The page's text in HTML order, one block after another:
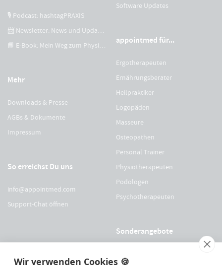
Wir verwenden Cookies 🍪
🎙 Podcast: hashtagPRAXIS
📨 Newsletter: News und Updates
📘 E-Book: Mein Weg zum Physiotherapeuten
Mehr
Downloads & Presse
AGBs & Dokumente
Impressum
So erreichst Du uns
info@appointmed.com
Support-Chat öffnen
Software Updates
appointmed für...
Ergotherapeuten
Ernährungsberater
Heilpraktiker
Logopäden
Masseure
Osteopathen
Personal Trainer
Physiotherapeuten
Podologen
Psychotherapeuten
Sonderangebote